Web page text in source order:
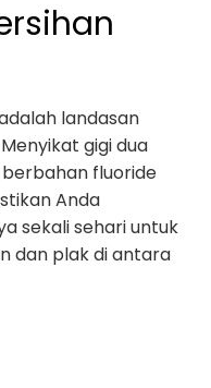
landasan
gigi dua
fluoride
Anda
sekali sehari untuk
dan plak di antara